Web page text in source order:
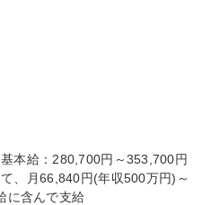
本給：280,700円～353,700円
、月66,840円(年収500万円)～
に含んで支給